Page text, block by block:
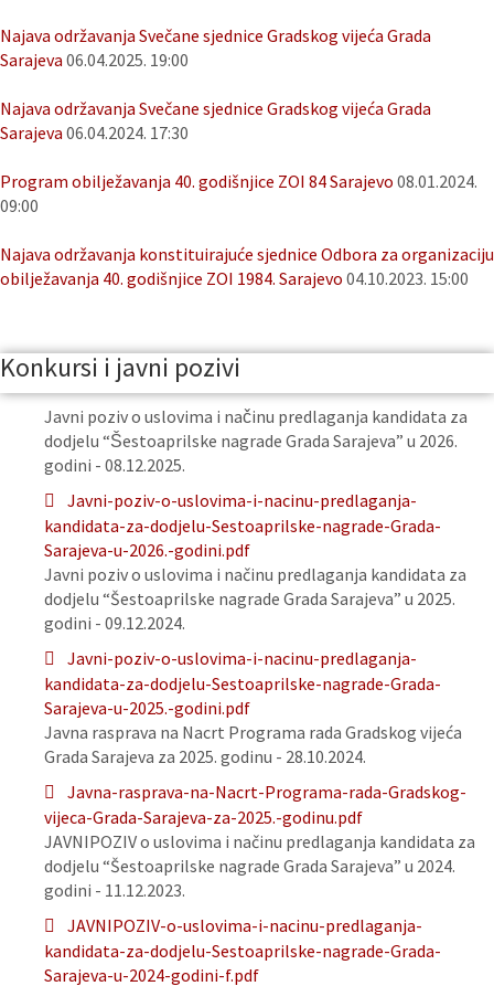
Najava održavanja Svečane sjednice Gradskog vijeća Grada
Sarajeva 06.04.2025. 19:00
Najava održavanja Svečane sjednice Gradskog vijeća Grada
Sarajeva 06.04.2024. 17:30
Program obilježavanja 40. godišnjice ZOI 84 Sarajevo 08.01.2024.
09:00
Najava održavanja konstituirajuće sjednice Odbora za organizaciju
obilježavanja 40. godišnjice ZOI 1984. Sarajevo 04.10.2023. 15:00
Konkursi i javni pozivi
Javni poziv o uslovima i načinu predlaganja kandidata za
dodjelu “Šestoaprilske nagrade Grada Sarajeva” u 2026.
godini - 08.12.2025.
Javni-poziv-o-uslovima-i-nacinu-predlaganja-
kandidata-za-dodjelu-Sestoaprilske-nagrade-Grada-
Sarajeva-u-2026.-godini.pdf
Javni poziv o uslovima i načinu predlaganja kandidata za
dodjelu “Šestoaprilske nagrade Grada Sarajeva” u 2025.
godini - 09.12.2024.
Javni-poziv-o-uslovima-i-nacinu-predlaganja-
kandidata-za-dodjelu-Sestoaprilske-nagrade-Grada-
Sarajeva-u-2025.-godini.pdf
Javna rasprava na Nacrt Programa rada Gradskog vijeća
Grada Sarajeva za 2025. godinu - 28.10.2024.
Javna-rasprava-na-Nacrt-Programa-rada-Gradskog-
vijeca-Grada-Sarajeva-za-2025.-godinu.pdf
JAVNIPOZIV o uslovima i načinu predlaganja kandidata za
dodjelu “Šestoaprilske nagrade Grada Sarajeva” u 2024.
godini - 11.12.2023.
JAVNIPOZIV-o-uslovima-i-nacinu-predlaganja-
kandidata-za-dodjelu-Sestoaprilske-nagrade-Grada-
Sarajeva-u-2024-godini-f.pdf